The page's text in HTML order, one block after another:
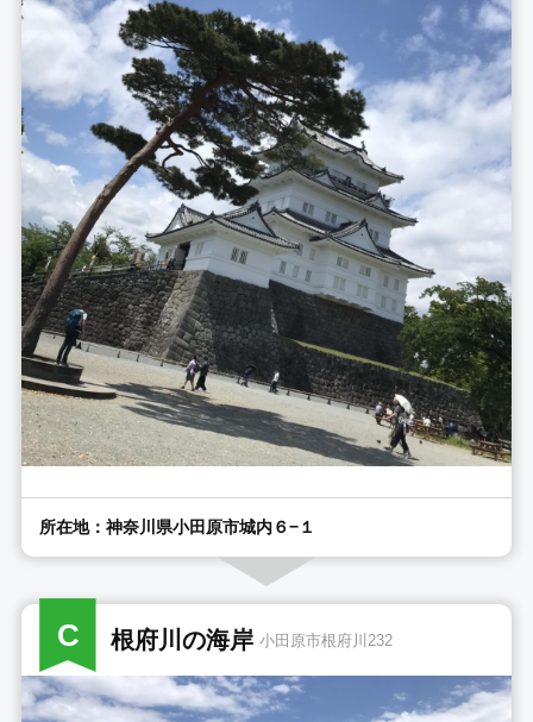
所在地：神奈川県小田原市城内６−１
C 根府川の海岸 小田原市根府川232